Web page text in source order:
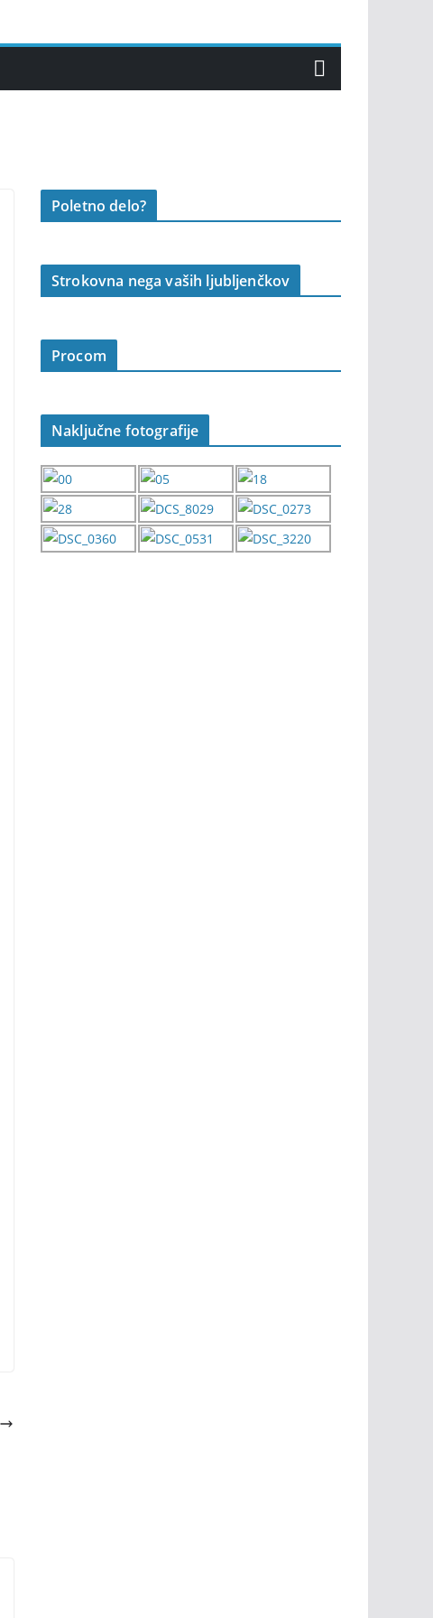
Poletno delo?
Strokovna nega vaših ljubljenčkov
Procom
Naključne fotografije